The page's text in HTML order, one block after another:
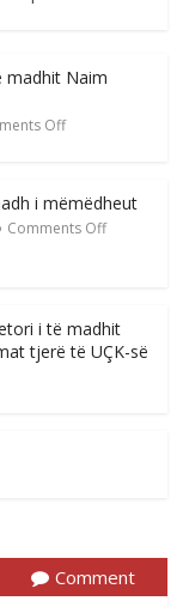
madhit Naim
Off
i mëmëdheut
Comments Off
i të madhit
tjerë të UÇK-së
Comment